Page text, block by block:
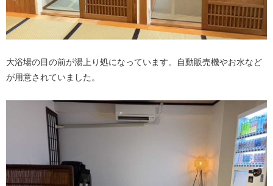
大浴場の目の前が湯上り処になっています。自動販売機やお水など
が用意されていました。